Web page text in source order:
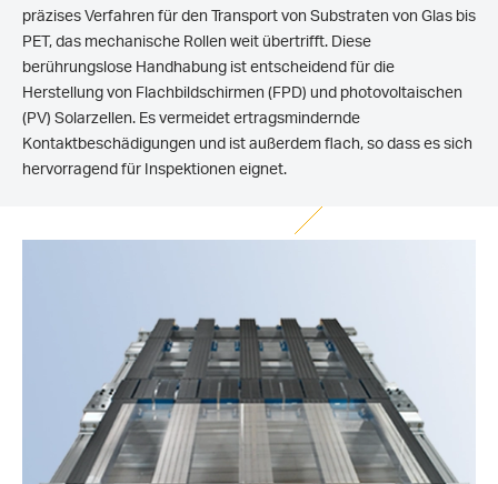
präzises Verfahren für den Transport von Substraten von Glas bis
PET, das mechanische Rollen weit übertrifft. Diese
berührungslose Handhabung ist entscheidend für die
Herstellung von Flachbildschirmen (FPD) und photovoltaischen
(PV) Solarzellen. Es vermeidet ertragsmindernde
Kontaktbeschädigungen und ist außerdem flach, so dass es sich
hervorragend für Inspektionen eignet.